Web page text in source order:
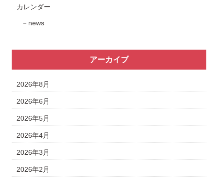
カレンダー
news
アーカイブ
2026年8月
2026年6月
2026年5月
2026年4月
2026年3月
2026年2月